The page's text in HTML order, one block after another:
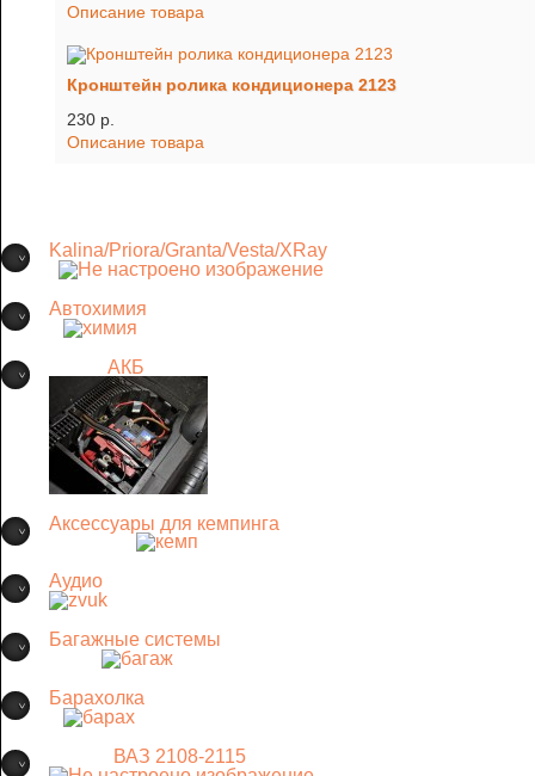
Описание товара
Кронштейн ролика кондиционера 2123
230 p.
Описание товара
Kalina/Priora/Granta/Vesta/XRay
Автохимия
АКБ
Аксессуары для кемпинга
Аудио
Багажные системы
Барахолка
ВАЗ 2108-2115